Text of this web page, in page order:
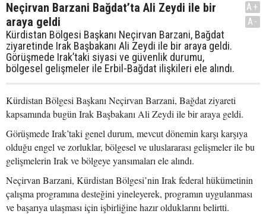
Neçirvan Barzani Bağdat’ta Ali Zeydi ile bir
araya geldi
Kürdistan Bölgesi Başkanı Neçirvan Barzani, Bağdat
ziyaretinde Irak Başbakanı Ali Zeydi ile bir araya geldi.
Görüşmede Irak’taki siyasi ve güvenlik durumu,
bölgesel gelişmeler ile Erbil-Bağdat ilişkileri ele alındı.
A+
A-
Kürdistan Bölgesi Başkanı Neçirvan Barzani, Bağdat ziyareti
kapsamında bugün Irak Başbakanı Ali Zeydi ile bir araya geldi.
Görüşmede Irak’taki genel durum, mevcut dönemin karşı karşıya
olduğu engel ve zorluklar, bölgesel ve uluslararası gelişmeler ile bu
gelişmelerin Irak ve bölgeye yansımaları ele alındı.
Neçirvan Barzani, Kürdistan Bölgesi’nin Irak federal hükümetinin
çalışma programına desteğini yineleyerek, programın uygulanması
ve başarıya ulaşması için işbirliğine hazır olduklarını belirtti.